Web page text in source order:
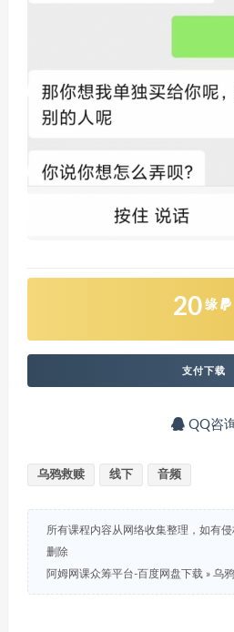
20 缘
支付下载
QQ咨
乌鸦救赎 线下 音频
所有课程内容从网络收集整理，如有
删除
阿姆网课众筹平台-百度网盘下载 » 乌